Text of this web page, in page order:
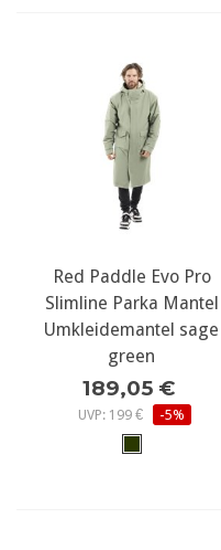
Red Paddle Evo Pro
Slimline Parka Mantel
Umkleidemantel sage
green
189,05 €
UVP: 199 € -5%